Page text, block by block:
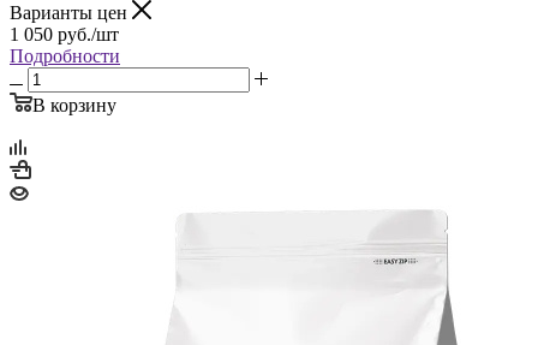
Варианты цен
1 050 руб./шт
Подробности
В корзину